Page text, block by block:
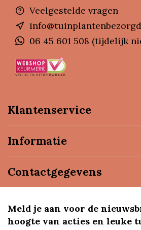
Veelgestelde vragen
06 45 601 508 (tijdelijk
Klantenservice
Informatie
Contactgegevens
Meld je aan voor de
hoogte van acties en leuke